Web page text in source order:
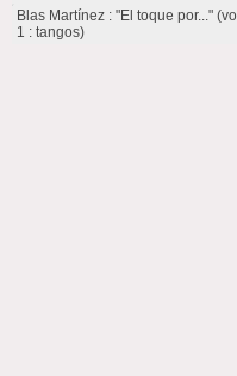
Blas Martínez : "El toque por..."
1 : tangos)